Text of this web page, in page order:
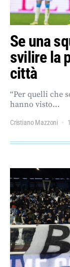
Se una
svilire la
città
“Per quelli che
hanno visto…
Cristiano Mazzoni